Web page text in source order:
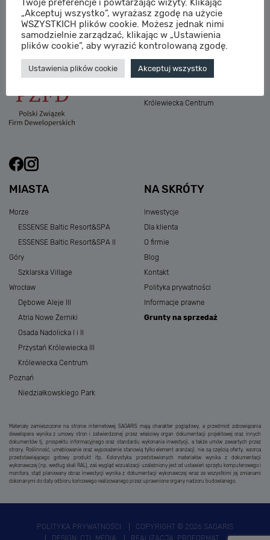
sprzedaz@sagaris.pl
Osada Nadolicka III
Dębowe Aleje III
Atria Nowe Żerniki
Szklarska Village
Osada Nadolicka I i II
Królewiecka Centrum
MIASTA
Morze
ESSENSE Baltic Resort&SPA
ESSENSE Baltic Resort&SPA II
Góry
Szklarska Village
Wrocław
Dębowe Aleje III
Atria Nowe Żerniki
Osada Nadolicka I i II
Przystań Królewiecka III
Królewiecka Centrum
Poznań
Niedziałkowskiego Park
NA SKRÓTY
Inwestycje
Dla klienta
O firmie
Blog
Kontakt
Polityka prywatności
Informacje prawne
Grunty na sprzedaż
Materiały zamieszczone na stronie internetowej SAGARIS mają charakter poglądowy, a przedmiot zobowiązania
dewelopera wynika z umowy stron i zatwierdzonej przez właściwy organ dokumentacji projektowej oraz innych
dokumentów tj. prospektu informacyjnego oraz standardu wykonania inwestycji, a także umów zawartych przez
strony. Roślinność, umeblowanie oraz wyposażenie stanowią tylko element aranżacji, nie są częścią oferty, wzorca
przedstawiającego gotowy produkt itp. Kolorystyka przedstawionych materiałów wynika z dokumentacji
wykonawczej (np. według skali RAL), zaś wygląd wizualizacji uzależniony jest od ustawień sprzętu komputerowego i
monitora, stąd planowany obraz inwestycji wynika z dokumentacji wykonawczej wraz ze wszystkimi jej zmianami
dokonanymi do daty odbioru końcowego realizowanego przez uprawnione organy nadzoru budowlanego.
POLITYKA PRYWATNOŚCI
COPYRIGHT © 2026 SAGARIS
DESIGN: CTL MEDIA REALIZACJA: PROFORMAT
Twoje preferencje i powtarzając wizyty. Klikając
„Akceptuj wszystko”, wyrażasz zgodę na użycie
WSZYSTKICH plików cookie. Możesz jednak nimi
samodzielnie zarządzać, klikając w „Ustawienia
plików cookie”, aby wyrazić kontrolowaną zgodę.
Ustawienia plików cookie Akceptuj wszystko